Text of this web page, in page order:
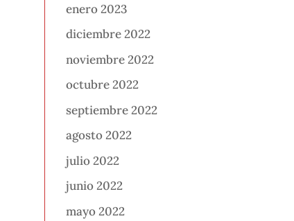
enero 2023
diciembre 2022
noviembre 2022
octubre 2022
septiembre 2022
agosto 2022
julio 2022
junio 2022
mayo 2022